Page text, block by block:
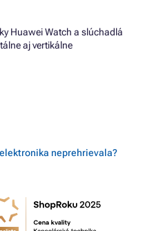
Huawei Watch a slúchadlá
aj vertikálne
neprehrievala?